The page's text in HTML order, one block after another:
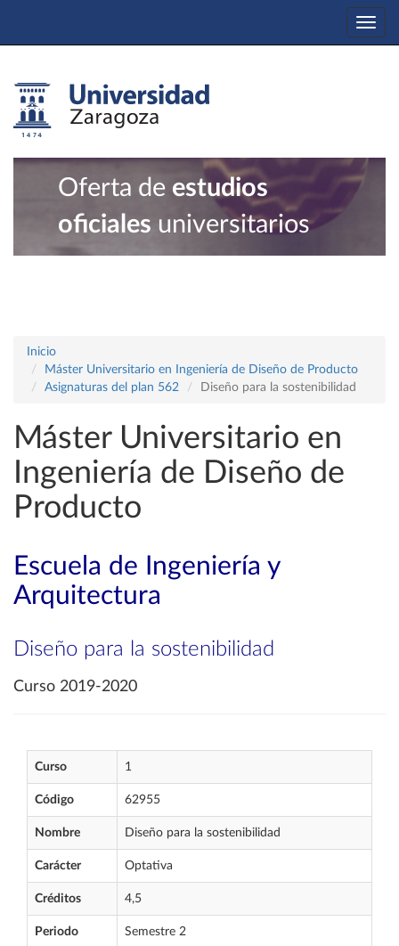
Oferta de estudios
oficiales universitarios
Inicio
Máster Universitario en Ingeniería de Diseño de Producto
Asignaturas del plan 562
Diseño para la sostenibilidad
Máster Universitario en
Ingeniería de Diseño de
Producto
Escuela de Ingeniería y
Arquitectura
Diseño para la sostenibilidad
Curso 2019-2020
Curso 1
Código 62955
Nombre Diseño para la sostenibilidad
Carácter Optativa
Créditos 4,5
Periodo Semestre 2